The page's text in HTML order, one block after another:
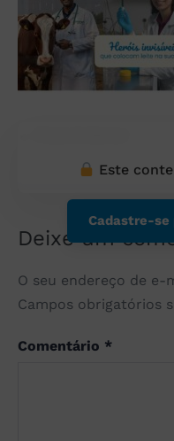
Este
Cadastre-se
Deixe um
O seu endereço de e-
Campos obrigatórios
Comentário *